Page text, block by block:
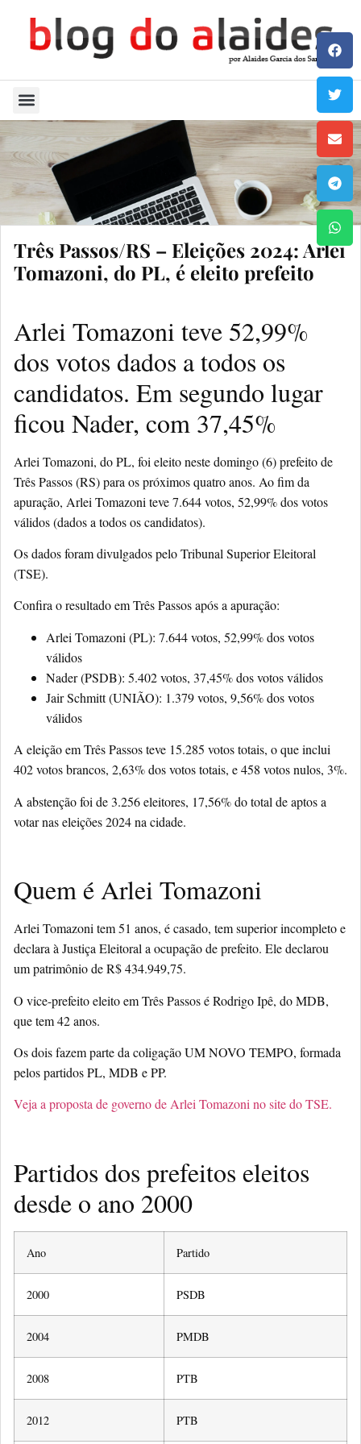
Três Passos/RS – Eleições 2024: Arlei
Tomazoni, do PL, é eleito prefeito
Arlei Tomazoni teve 52,99%
dos votos dados a todos os
candidatos. Em segundo lugar
ficou Nader, com 37,45%
Arlei Tomazoni, do PL, foi eleito neste domingo (6) prefeito de
Três Passos (RS) para os próximos quatro anos. Ao fim da
apuração, Arlei Tomazoni teve 7.644 votos, 52,99% dos votos
válidos (dados a todos os candidatos).
Os dados foram divulgados pelo Tribunal Superior Eleitoral
(TSE).
Confira o resultado em Três Passos após a apuração:
Arlei Tomazoni (PL): 7.644 votos, 52,99% dos votos
válidos
Nader (PSDB): 5.402 votos, 37,45% dos votos válidos
Jair Schmitt (UNIÃO): 1.379 votos, 9,56% dos votos
válidos
A eleição em Três Passos teve 15.285 votos totais, o que inclui
402 votos brancos, 2,63% dos votos totais, e 458 votos nulos, 3%.
A abstenção foi de 3.256 eleitores, 17,56% do total de aptos a
votar nas eleições 2024 na cidade.
Quem é Arlei Tomazoni
Arlei Tomazoni tem 51 anos, é casado, tem superior incompleto e
declara à Justiça Eleitoral a ocupação de prefeito. Ele declarou
um patrimônio de R$ 434.949,75.
O vice-prefeito eleito em Três Passos é Rodrigo Ipê, do MDB,
que tem 42 anos.
Os dois fazem parte da coligação UM NOVO TEMPO, formada
pelos partidos PL, MDB e PP.
Veja a proposta de governo de Arlei Tomazoni no site do TSE.
Partidos dos prefeitos eleitos
desde o ano 2000
Ano Partido
2000 PSDB
2004 PMDB
2008 PTB
2012 PTB